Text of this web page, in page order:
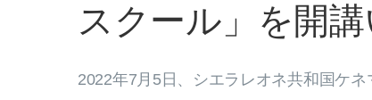
スクール」を開講
2022年7月5日、シエラレオネ共和国ケ